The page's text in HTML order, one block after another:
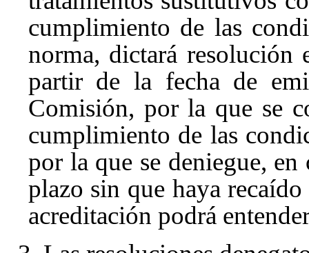
cumplimiento de las
norma, dictará resolución
partir de la fecha de
Comisión, por la que se
cumplimiento de las
por la que se deniegue,
plazo sin que haya
acreditación podrá